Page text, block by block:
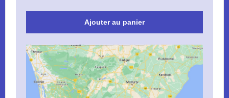
Ajouter au panier